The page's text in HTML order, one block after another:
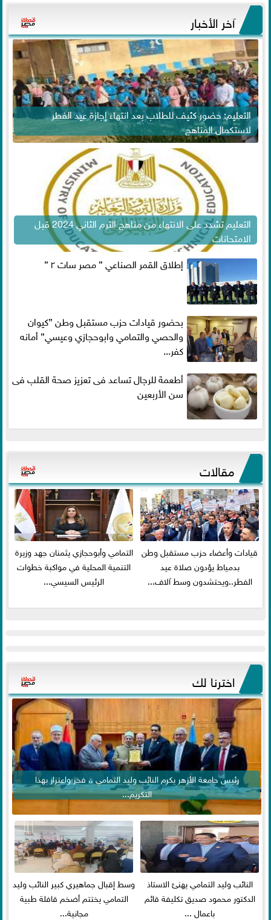
آخر الأخبار
التعليم: حضور كثيف للطلاب بعد انتهاء إجازة عيد الفطر
لاستكمال المناهج
التعليم تشدد على الانتهاء من مناهج الترم الثاني 2024 قبل
الامتحانات
إطلاق القمر الصناعي ” مصر سات ٢ ”
بحضور قيادات حزب مستقبل وطن ”كيوان
والحصي والتمامي وابوحجازي وعيسي” أمانه
كفر...
أطعمة للرجال تساعد فى تعزيز صحة القلب فى
سن الأربعين
مقالات
قيادات وأعضاء حزب مستقبل وطن
بدمياط يؤدون صلاة عيد
الفطر..ويحتشدون وسط آلاف...
التمامي وأبوحجازي يثمنان جهد وزيرة
التنمية المحلية في مواكبة خطوات
الرئيس السيسي...
اخترنا لك
رئيس جامعة الأزهر يكرم النائب وليد التمامي .. فخر واعتزاز بهذا
التكريم...
النائب وليد التمامي يهنئ الاستاذ
الدكتور محمود صديق تكليفة قائم
باعمال ...
وسط إقبال جماهيري كبير النائب وليد
التمامي يختتم أضخم قافلة طبية
مجانية...